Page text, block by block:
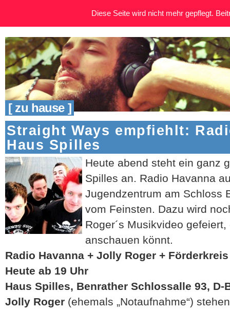
[ zu hause ]
Straight Ways empfiehlt:
Haus Spilles
Heute abend steht ein ganz
Spilles an. Radio Havanna
Jugendzentrum am Schloss
vom Feinsten. Dazu wird
Roger´s Musikvideo
anschauen könnt.
Radio Havanna + Jolly Roger + Förderkreis
Heute ab 19 Uhr
Haus Spilles, Benrather Schlossalle 93, D-
Jolly Roger (ehemals „Notaufnahme“)
Diese Seite wird nicht mehr gepflegt.